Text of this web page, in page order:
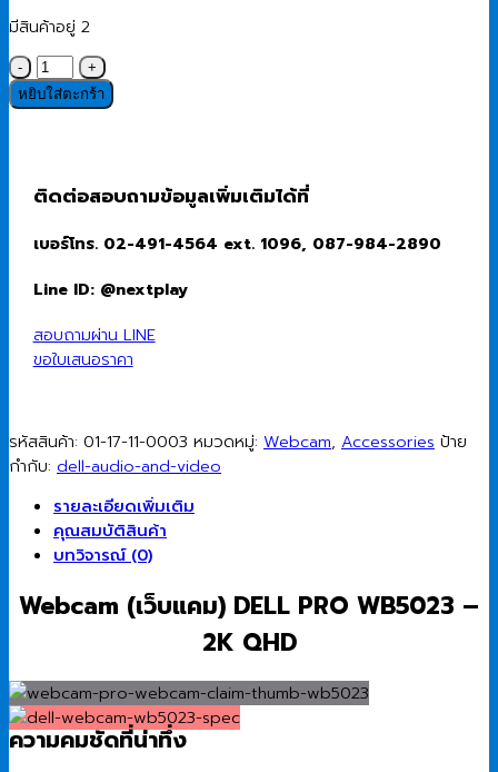
มีสินค้าอยู่ 2
จำนวน
Webcam
(เว็บ
PRO
-
QHD
หยิบใส่ตะกร้า
ติดต่อสอบถามข้อมูลเพิ่มเติมได้ที่
เบอร์โทร. 02-491-4564 ext. 1096, 087-984-2890
Line ID: @nextplay
สอบถามผ่าน LINE
ขอใบเสนอราคา
รหัสสินค้า: 01-17-11-0003 หมวดหมู่: Webcam, Accessories ป้าย
กำกับ: dell-audio-and-video
รายละเอียดเพิ่มเติม
คุณสมบัติสินค้า
บทวิจารณ์ (0)
Webcam (เว็บแคม) DELL PRO WB5023 –
2K QHD
ความคมชัดที่น่าทึ่ง